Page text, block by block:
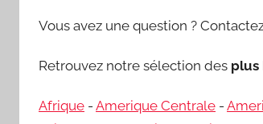
Vous avez une question ?
Retrouvez notre sélection des plus
Afrique - Amerique Centrale -